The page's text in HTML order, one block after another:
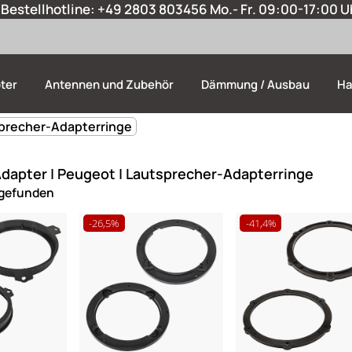
Bestellhotline: +49 2803 803456 Mo.- Fr. 09:00-17:00
Antennen und Zubehör Dämmung / Ausbau
Adapterringe
| Peugeot | Lautsprecher-Adapterringe
-26,5% -41,4%